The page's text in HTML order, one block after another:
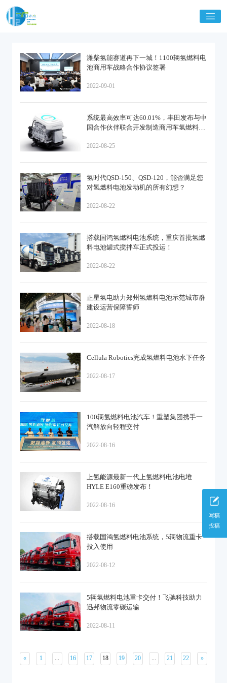
写稿
投稿
潍柴氢能赛道再下一城！1100辆氢燃料电
池商用车战略合作协议签署
2022-09-01
系统最高效率可达60.01%，丰田发布与中
国合作伙伴联合开发制造商用车氢燃料电
2022-08-25
氢时代QSD-150、QSD-120，能否满足您
对氢燃料电池发动机的所有幻想？
2022-08-22
搭载国鸿氢燃料电池系统，重庆首批氢燃
料电池罐式搅拌车正式投运！
2022-08-22
正星氢电助力郑州氢燃料电池示范城市群
建设运营保障誓师
2022-08-18
Cellula Robotics完成氢燃料电池水下任务
2022-08-17
100辆氢燃料电池汽车！重塑集团携手一
汽解放向轻程交付
2022-08-16
上氢能源最新一代上氢燃料电池电堆
HYLE E160重磅发布！
2022-08-16
搭载国鸿氢燃料电池系统，5辆物流重卡
投入使用
2022-08-12
5辆氢燃料电池重卡交付！飞驰科技助力
迅邦物流零碳运输
2022-08-11
« 1 16 17 18 19 20 21 22 »